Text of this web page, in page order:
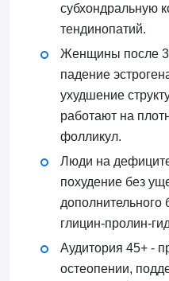
субхондральную
тендинопатий.
Женщины после
падение
ухудшение
работают на
фолликул.
Люди на
похудение без
глицин-пролин-
Аудитория 45+ -
остеопении,